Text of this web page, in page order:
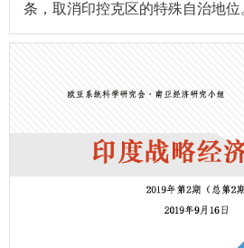
条，取消印控克区的特殊自治地位